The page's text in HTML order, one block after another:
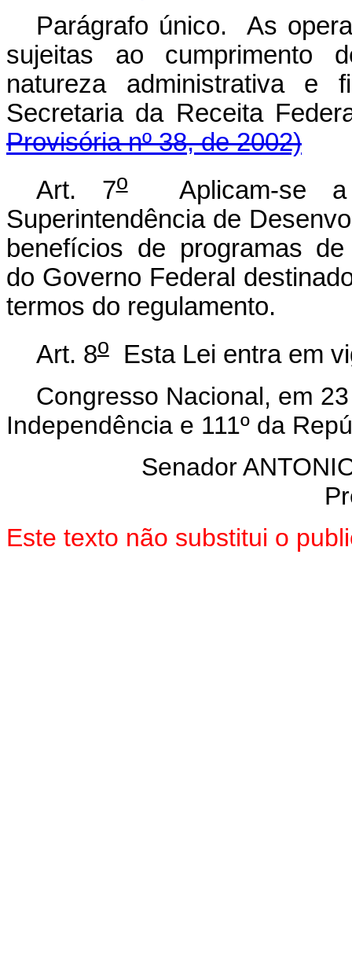
Parágrafo único. As
sujeitas ao cumprimento
natureza administrativa e
Secretaria da
Provisória nº 38, de 2002)
Art. 7oAplicam-se a
Superintendência de
benefícios de programas
do Governo Federal
termos do regulamento.
Art. 8oEsta Lei entra em
Congresso Nacional, em
Independência e 111º da
Senador
Este texto não substitui o